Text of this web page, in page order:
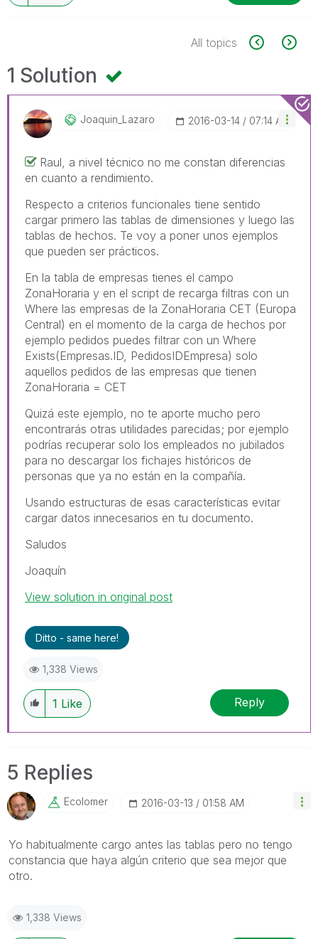
All topics
1 Solution
Joaquin_Lazaro ‎2016-03-14 07:14 AM
Raul, a nivel técnico no me constan diferencias
en cuanto a rendimiento.
Respecto a criterios funcionales tiene sentido
cargar primero las tablas de dimensiones y luego las
tablas de hechos. Te voy a poner unos ejemplos
que pueden ser prácticos.
En la tabla de empresas tienes el campo
ZonaHoraria y en el script de recarga filtras con un
Where las empresas de la ZonaHoraria CET (Europa
Central) en el momento de la carga de hechos por
ejemplo pedidos puedes filtrar con un Where
Exists(Empresas.ID, PedidosIDEmpresa) solo
aquellos pedidos de las empresas que tienen
ZonaHoraria = CET
Quizá este ejemplo, no te aporte mucho pero
encontrarás otras utilidades parecidas; por ejemplo
podrías recuperar solo los empleados no jubilados
para no descargar los fichajes históricos de
personas que ya no están en la compañía.
Usando estructuras de esas características evitar
cargar datos innecesarios en tu documento.
Saludos
Joaquín
View solution in original post
Ditto - same here!
1,338 Views
1 Like Reply
5 Replies
Ecolomer ‎2016-03-13 01:58 AM
Yo habitualmente cargo antes las tablas pero no tengo
constancia que haya algún criterio que sea mejor que
otro.
1,338 Views